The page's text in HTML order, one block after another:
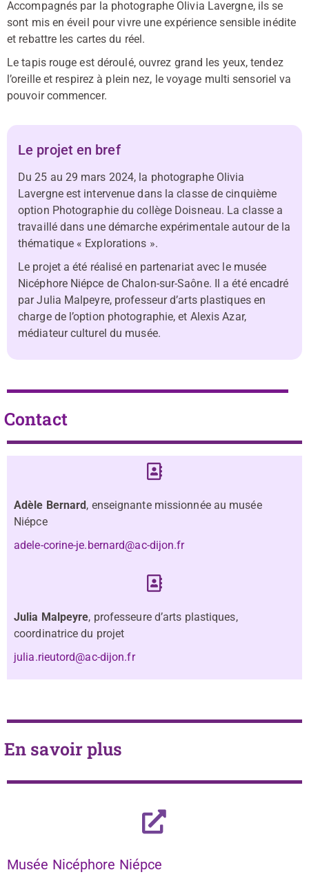
Accompagnés par la photographe Olivia Lavergne, ils se
sont mis en éveil pour vivre une expérience sensible inédite
et rebattre les cartes du réel.
Le tapis rouge est déroulé, ouvrez grand les yeux, tendez
l’oreille et respirez à plein nez, le voyage multi sensoriel va
pouvoir commencer.
Le projet en bref
Du 25 au 29 mars 2024, la photographe Olivia
Lavergne est intervenue dans la classe de cinquième
option Photographie du collège Doisneau. La classe a
travaillé dans une démarche expérimentale autour de la
thématique « Explorations ».
Le projet a été réalisé en partenariat avec le musée
Nicéphore Niépce de Chalon-sur-Saône. Il a été encadré
par Julia Malpeyre, professeur d’arts plastiques en
charge de l’option photographie, et Alexis Azar,
médiateur culturel du musée.
Contact
Adèle Bernard , enseignante missionnée au musée
Niépce
adele-corine-je.bernard@ac-dijon.fr
Julia Malpeyre, professeure d’arts plastiques,
coordinatrice du projet
julia.rieutord@ac-dijon.fr
En savoir plus
Musée Nicéphore Niépce